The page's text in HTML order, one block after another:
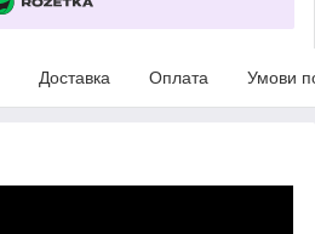
Доставка Оплата Умови